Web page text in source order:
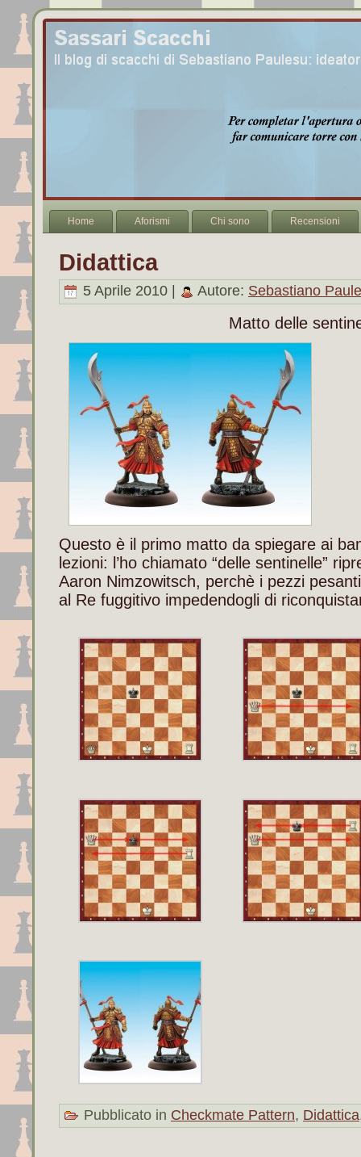
Home Aforismi Chi sono Recensioni
Didattica
5 Aprile 2010 | Autore: Sebastiano
Matto delle
Questo è il primo matto da spiegare ai
lezioni: l’ho chiamato “delle sentinelle”
Aaron Nimzowitsch, perchè i pezzi
al Re fuggitivo impedendogli di
Pubblicato in Checkmate Pattern, Didattica